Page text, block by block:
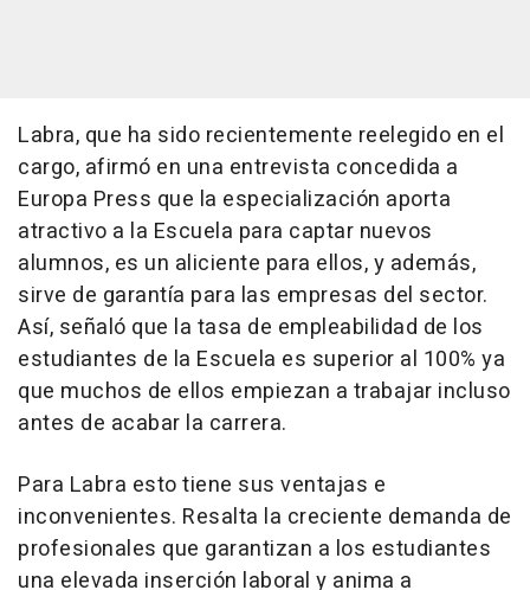
Labra, que ha sido recientemente reelegido en el
cargo, afirmó en una entrevista concedida a
Europa Press que la especialización aporta
atractivo a la Escuela para captar nuevos
alumnos, es un aliciente para ellos, y además,
sirve de garantía para las empresas del sector.
Así, señaló que la tasa de empleabilidad de los
estudiantes de la Escuela es superior al 100% ya
que muchos de ellos empiezan a trabajar incluso
antes de acabar la carrera.
Para Labra esto tiene sus ventajas e
inconvenientes. Resalta la creciente demanda de
profesionales que garantizan a los estudiantes
una elevada inserción laboral y anima a